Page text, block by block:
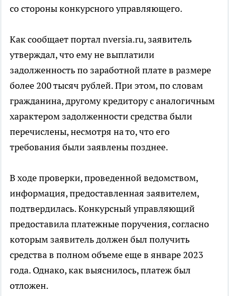
со стороны конкурсного управляющего.
Как сообщает портал nversia.ru, заявитель
утверждал, что ему не выплатили
задолженность по заработной плате в размере
более 200 тысяч рублей. При этом, по словам
гражданина, другому кредитору с аналогичным
характером задолженности средства были
перечислены, несмотря на то, что его
требования были заявлены позднее.
В ходе проверки, проведенной ведомством,
информация, предоставленная заявителем,
подтвердилась. Конкурсный управляющий
предоставила платежные поручения, согласно
которым заявитель должен был получить
средства в полном объеме еще в январе 2023
года. Однако, как выяснилось, платеж был
отложен.